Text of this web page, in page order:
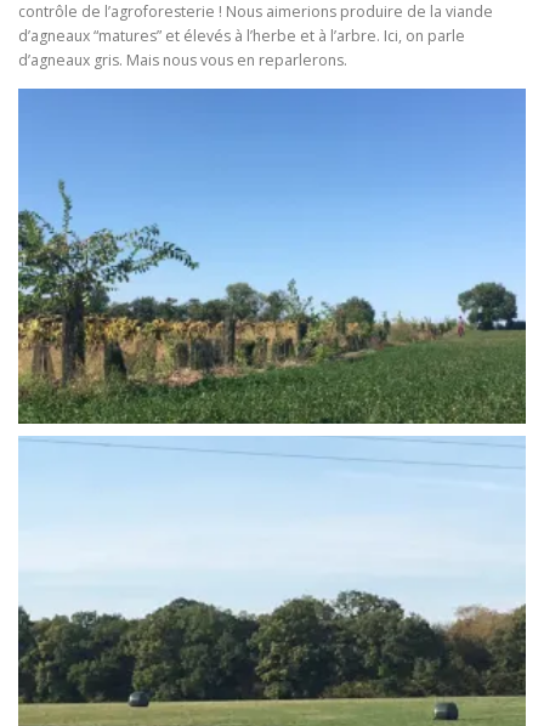
contrôle de l’agroforesterie ! Nous aimerions produire de la viande
d’agneaux “matures” et élevés à l’herbe et à l’arbre. Ici, on parle
d’agneaux gris. Mais nous vous en reparlerons.